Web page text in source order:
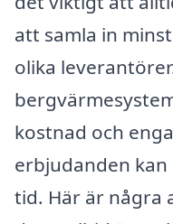
att samla in
olika
kostnad och
erbjudanden
tid. Här är några